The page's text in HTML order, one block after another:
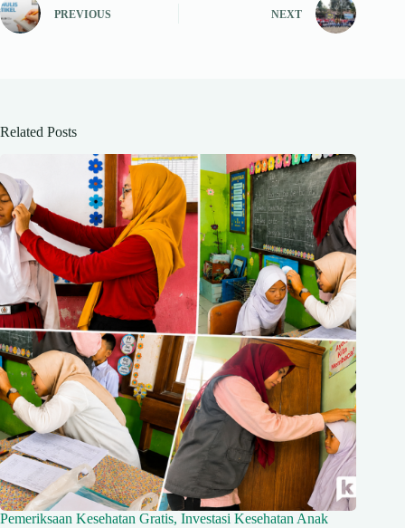
PREVIOUS NEXT
Related Posts
Pemeriksaan Kesehatan Gratis, Investasi Kesehatan Anak